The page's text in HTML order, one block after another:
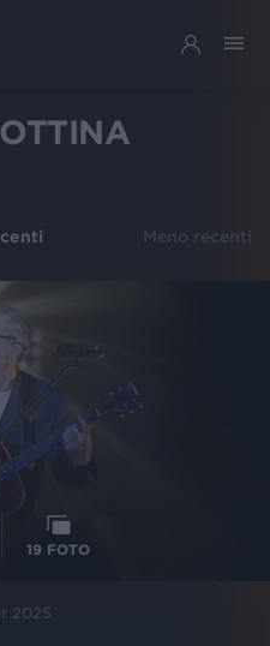
Meno recenti
2025
19 FOTO